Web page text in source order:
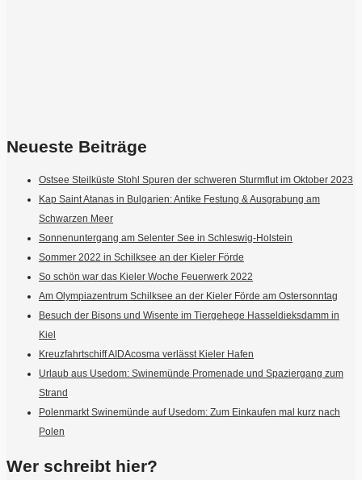
Neueste Beiträge
Ostsee Steilküste Stohl Spuren der schweren Sturmflut im Oktober 2023
Kap Saint Atanas in Bulgarien: Antike Festung & Ausgrabung am
Schwarzen Meer
Sonnenuntergang am Selenter See in Schleswig-Holstein
Sommer 2022 in Schilksee an der Kieler Förde
So schön war das Kieler Woche Feuerwerk 2022
Am Olympiazentrum Schilksee an der Kieler Förde am Ostersonntag
Besuch der Bisons und Wisente im Tiergehege Hasseldieksdamm in
Kiel
Kreuzfahrtschiff AIDAcosma verlässt Kieler Hafen
Urlaub aus Usedom: Swinemünde Promenade und Spaziergang zum
Strand
Polenmarkt Swinemünde auf Usedom: Zum Einkaufen mal kurz nach
Polen
Wer schreibt hier?